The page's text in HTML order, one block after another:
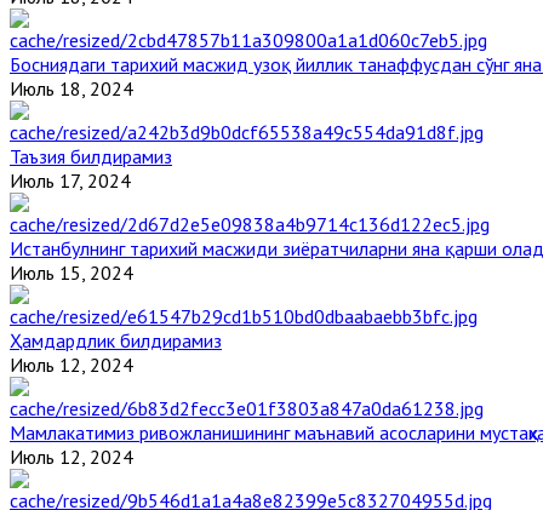
Босниядаги тарихий масжид узоқ йиллик танаффусдан сўнг
Июль 18, 2024
Таъзия билдирамиз
Июль 17, 2024
Истанбулнинг тарихий масжиди зиёратчиларни яна қарши
Июль 15, 2024
Ҳамдардлик билдирамиз
Июль 12, 2024
Мамлакатимиз ривожланишининг маънавий асосларини
Июль 12, 2024